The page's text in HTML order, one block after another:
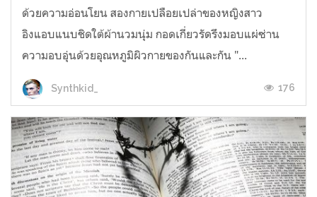
ด้วยความอ่อนโยน สองกายเปลือยเปล่าของหญิงสาว
อิงแอบแนบชิดใต้ผ้านวมนุ่ม กอดเกี่ยวรัดรึงมอบแผ่ซ่าน
ความอบอุ่นด้วยอุณหภูมิผิวกายของกันและกัน "...
Synthkid_ 176